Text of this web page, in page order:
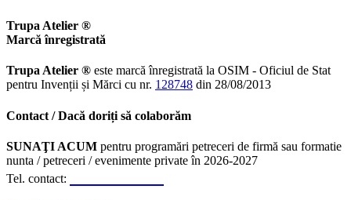
Trupa Atelier ®
Marcă înregistrată
Trupa Atelier ® este marcă înregistrată la OSIM - Oficiul de Stat
pentru Invenții și Mărci cu nr. 128748 din 28/08/2013
Contact / Dacă doriți să colaborăm
SUNAŢI ACUM pentru programări petreceri de firmă sau formatie
nunta / petreceri / evenimente private în 2026-2027
Tel. contact: